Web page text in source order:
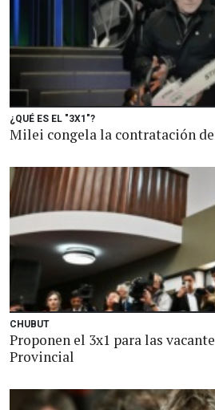
¿QUÉ ES EL "3X1"?
Milei congela la contratación
CHUBUT
Proponen el 3x1 para las
Provincial